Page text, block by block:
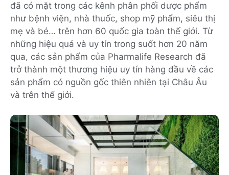
đã có mặt trong các kênh phân phối dược phẩm
như bệnh viện, nhà thuốc, shop mỹ phẩm, siêu thị
mẹ và bé… trên hơn 60 quốc gia toàn thế giới. Từ
những hiệu quả và uy tín trong suốt hơn 20 năm
qua, các sản phẩm của Pharmalife Research đã
trở thành một thương hiệu uy tín hàng đầu về các
sản phẩm có nguồn gốc thiên nhiên tại Châu Âu
và trên thế giới.